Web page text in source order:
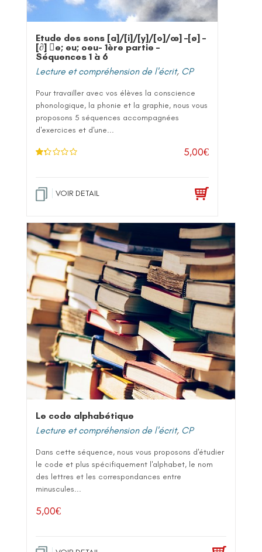
Etude des sons [a]/[i]/[y]/[o]/œ] –[ø] –
[∂] e; eu; oeu- 1ère partie –
Séquences 1 à 6
Lecture et compréhension de l'écrit, CP
Pour travailler avec vos élèves la conscience
phonologique, la phonie et la graphie, nous vous
proposons 5 séquences accompagnées
d'exercices et d'une...
5
sur
5,00€
VOIR DETAIL
Le code alphabétique
Lecture et compréhension de l'écrit, CP
Dans cette séquence, nous vous proposons d'étudier
le code et plus spécifiquement l'alphabet, le nom
des lettres et les correspondances entre
minuscules...
5,00€